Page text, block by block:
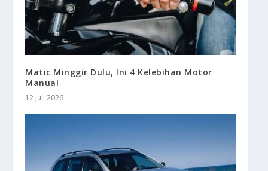
Matic Minggir Dulu, Ini 4 Kelebihan Motor
Manual
12 Juli 2026